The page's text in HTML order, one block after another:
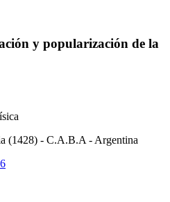
y popularización de la
(1428) - C.A.B.A - Argentina